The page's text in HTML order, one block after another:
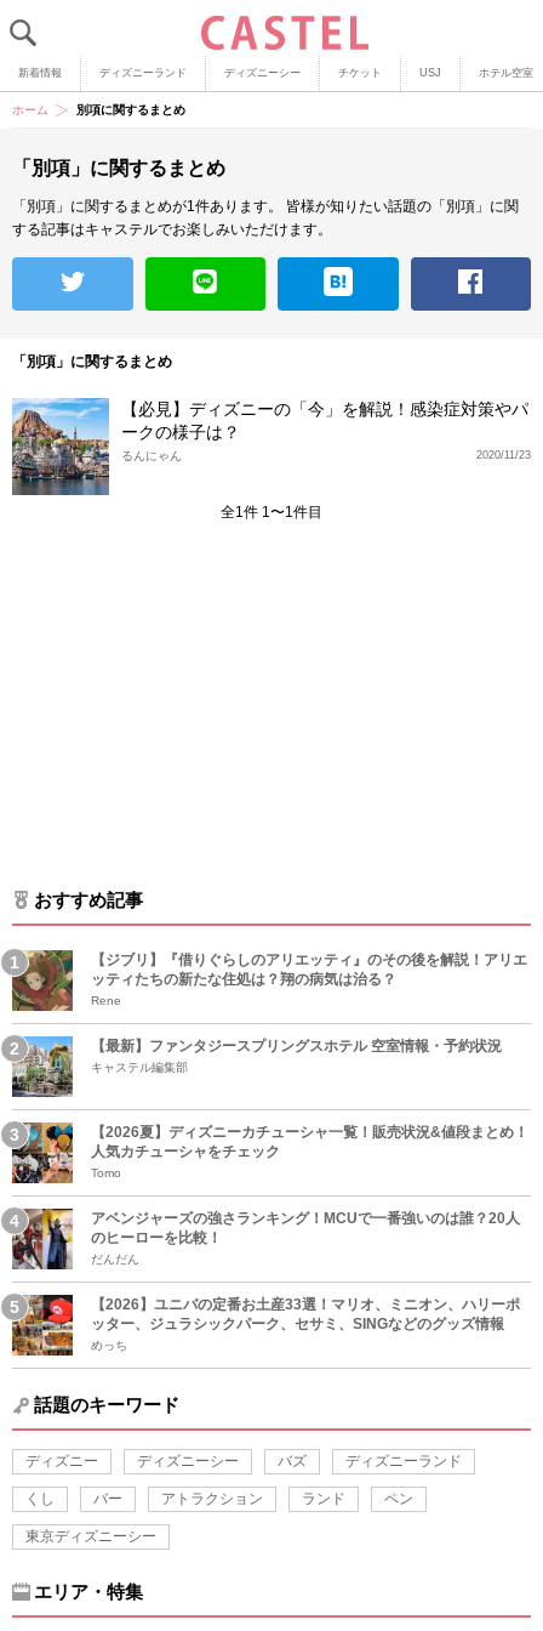
新着情報 ディズニーランド ディズニーシー チケット USJ ホテル空室
ホーム 別項に関するまとめ
「別項」に関するまとめ
「別項」に関するまとめが1件あります。
皆様が知りたい話題の「別項」に関
する記事はキャステルでお楽しみいただけます。
「別項」に関するまとめ
【必見】ディズニーの「今」を解説！感染症対策やパ
ークの様子は？
2020/11/23
るんにゃん
全1件 1〜1件目
おすすめ記事
【ジブリ】『借りぐらしのアリエッティ』のその後を解説！アリエ
ッティたちの新たな住処は？翔の病気は治る？
Rene
【最新】ファンタジースプリングスホテル 空室情報・予約状況
キャステル編集部
【2026夏】ディズニーカチューシャ一覧！販売状況&値段まとめ！
人気カチューシャをチェック
Tomo
アベンジャーズの強さランキング！MCUで一番強いのは誰？20人
のヒーローを比較！
だんだん
【2026】ユニバの定番お土産33選！マリオ、ミニオン、ハリーポ
ッター、ジュラシックパーク、セサミ、SINGなどのグッズ情報
めっち
話題のキーワード
ディズニー ディズニーシー バズ ディズニーランド
くし バー アトラクション ランド ペン
東京ディズニーシー
エリア・特集